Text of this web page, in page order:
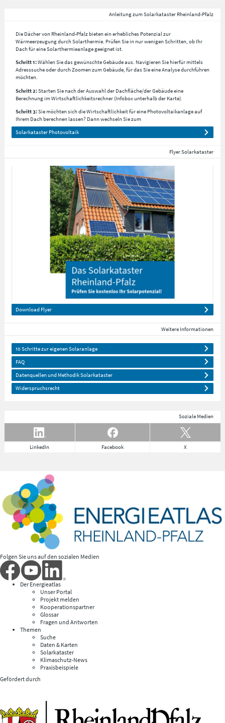
Anleitung zum Solarkataster Rheinland-Pfalz
Die Dächer von Rheinland-Pfalz bieten ein erhebliches Potenzial zur
Wärmeerzeugung durch Solarthermie. Prüfen Sie in nur wenigen Schritten, ob Ihr
Dach für eine Solarthermieanlage geeignet ist.
Schritt 1:Wählen Sie das gewünschte Gebäude aus. Navigieren Sie hierfür mittels
Adresssuche oder durch Zoomen zum Gebäude, für das Sie eine Analyse durchführen
möchten.
Schritt 2:Starten Sie nach der Auswahl der Dachfläche/der Gebäude eine
Berechnung im Wirtschaftlichkeitsrechner (Infobox unterhalb der Karte).
Schritt 3:Sie möchten sich die Wirtschaftlichkeit für eine Photovoltaikanlage auf
Ihrem Dach berechnen lassen? Dann wechseln Sie zum
Solarkataster Photovoltaik
Flyer Solarkataster
Download Flyer
Weitere Informationen
10 Schritte zur eigenen Solaranlage
FAQ
Datenquellen und Methodik Solarkataster
Widerspruchsrecht
Soziale Medien
LinkedIn Facebook X
Folgen Sie uns auf den sozialen Medien
Der Energieatlas
Unser Portal
Projekt melden
Kooperationspartner
Glossar
Fragen und Antworten
Themen
Suche
Daten & Karten
Solarkataster
Klimaschutz-News
Praxisbeispiele
Gefördert durch